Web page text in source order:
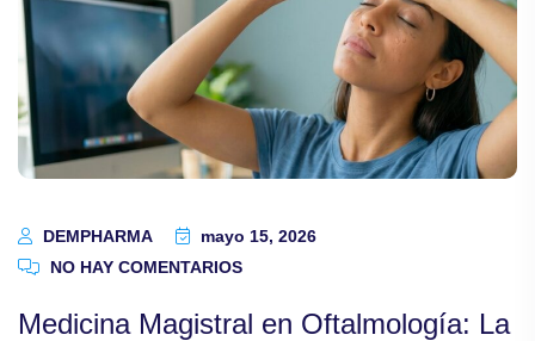
DEMPHARMA
mayo 15, 2026
NO HAY COMENTARIOS
Medicina Magistral en Oftalmología: La